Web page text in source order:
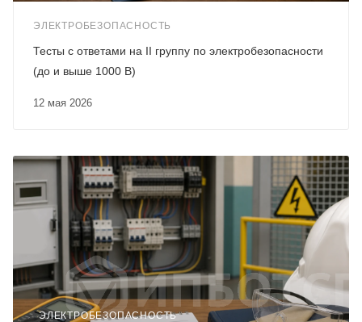
ЭЛЕКТРОБЕЗОПАСНОСТЬ
12 мая 2026
Тесты с ответами на II группу по электробезопасности
(до и выше 1000 В)
ЭЛЕКТРОБЕЗОПАСНОСТЬ